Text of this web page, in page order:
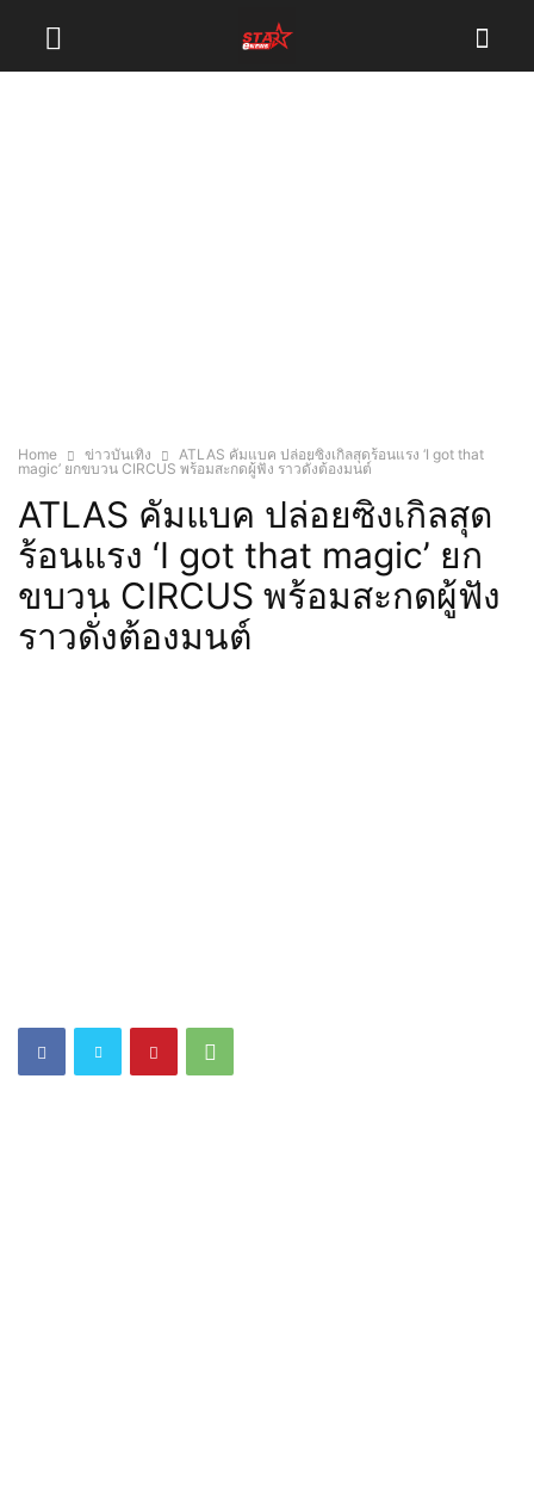
Home ข่าวบันเทิง
ATLAS คัมแบค ปล่อยซิงเกิลสุดร้อนแรง ‘I got that
magic’ ยกขบวน CIRCUS พร้อมสะกดผู้ฟัง ราวดั่งต้องมนต์
ATLAS คัมแบค ปล่อยซิงเกิลสุด
ร้อนแรง ‘I got that magic’ ยก
ขบวน CIRCUS พร้อมสะกดผู้ฟัง
ราวดั่งต้องมนต์